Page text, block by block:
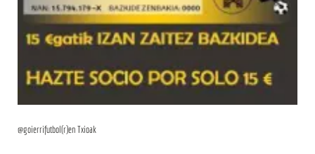
@goierrifutbol(r)en Txioak